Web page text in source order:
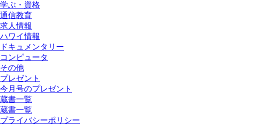
学ぶ・資格
通信教育
求人情報
ハワイ情報
ドキュメンタリー
コンピュータ
その他
プレゼント
今月号のプレゼント
蔵書一覧
蔵書一覧
プライバシーポリシー